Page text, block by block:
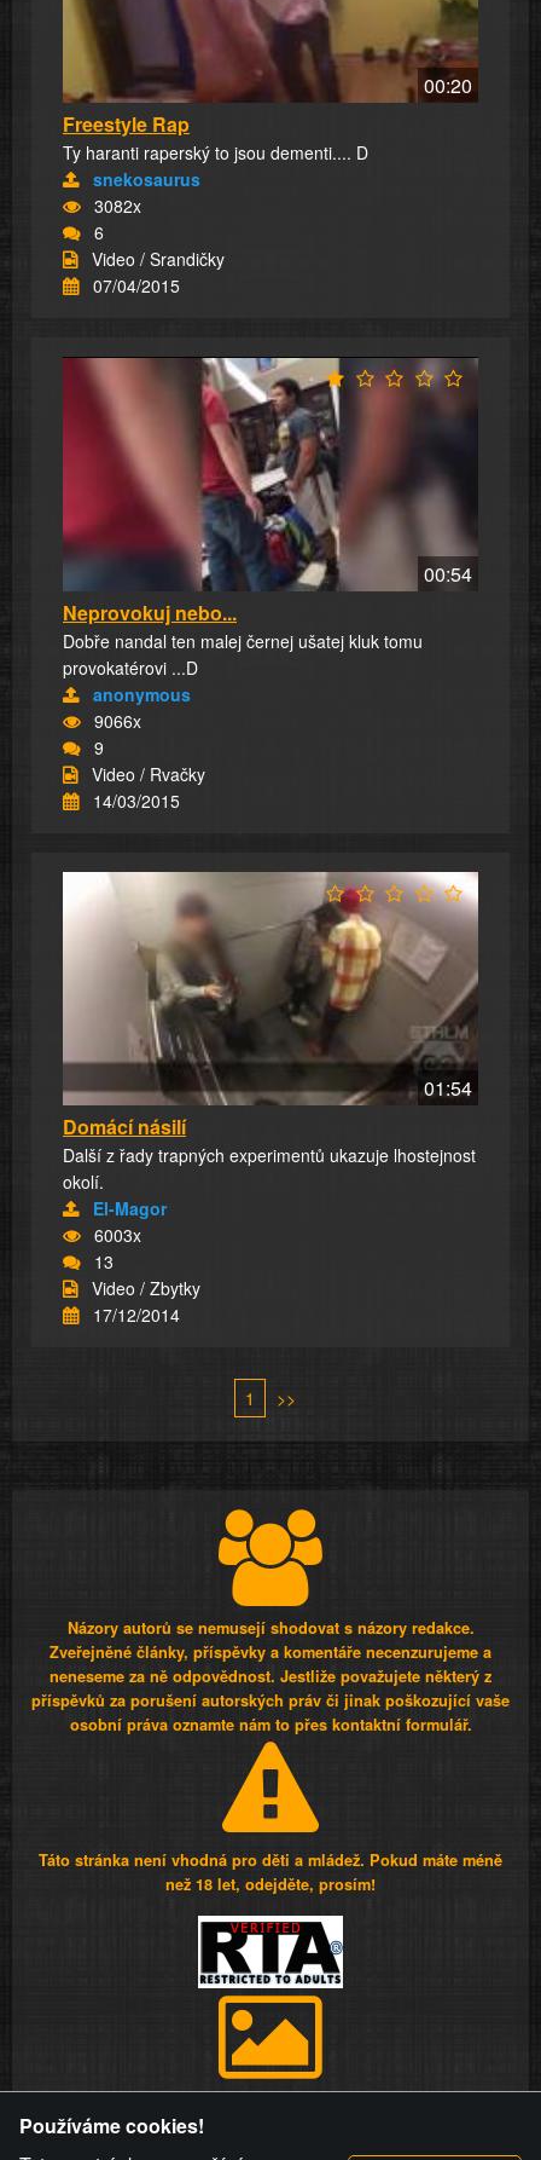
00:20
Freestyle Rap
Ty haranti raperský to jsou dementi.... D
snekosaurus
3082x
6
Video / Srandičky
07/04/2015
00:54
Neprovokuj nebo...
Dobře nandal ten malej černej ušatej kluk tomu
provokatérovi ...D
anonymous
9066x
9
Video / Rvačky
14/03/2015
01:54
Domácí násilí
Další z řady trapných experimentů ukazuje lhostejnost
okolí.
El-Magor
6003x
13
Video / Zbytky
17/12/2014
1 >>
Názory autorů se nemusejí shodovat s názory redakce.
Zveřejněné články, příspěvky a komentáře necenzurujeme a
neneseme za ně odpovědnost. Jestliže považujete některý z
příspěvků za porušení autorských práv či jinak poškozující vaše
osobní práva oznamte nám to přes kontaktní formulář.
Táto stránka není vhodná pro děti a mládež. Pokud máte méně
než 18 let, odejděte, prosím!
videa a komentáře. Osoba, které se toto opatření provozovatele
stránky týče, ani osoba, která umístila fotografii nebo video na
Používáme cookies!